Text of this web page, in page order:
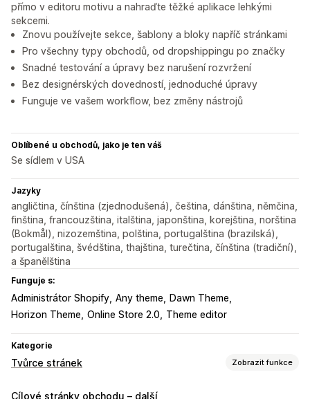
přímo v editoru motivu a nahraďte těžké aplikace lehkými
sekcemi.
Znovu používejte sekce, šablony a bloky napříč stránkami
Pro všechny typy obchodů, od dropshippingu po značky
Snadné testování a úpravy bez narušení rozvržení
Bez designérských dovedností, jednoduché úpravy
Funguje ve vašem workflow, bez změny nástrojů
Oblíbené u obchodů, jako je ten váš
Se sídlem v USA
Jazyky
angličtina, čínština (zjednodušená), čeština, dánština, němčina,
finština, francouzština, italština, japonština, korejština, norština
(Bokmål), nizozemština, polština, portugalština (brazilská),
portugalština, švédština, thajština, turečtina, čínština (tradiční),
a španělština
Funguje s:
Administrátor Shopify Any theme
Dawn Theme
Horizon Theme Online Store 2.0 Theme editor
Kategorie
Tvůrce stránek Zobrazit funkce
Typy stránek
Cílové stránky obchodu – další